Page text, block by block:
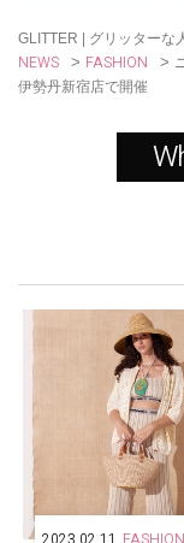
GLITTER | グリッターな
NEWS > FASHION >
伊勢丹新宿店で開催